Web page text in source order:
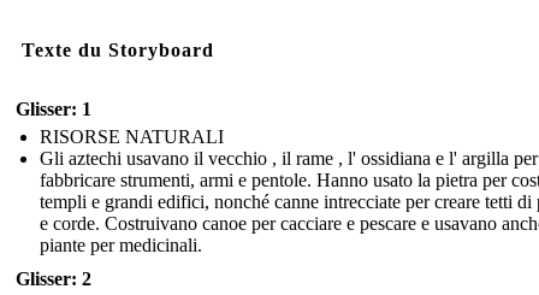
Texte du Storyboard
Glisser: 1
RISORSE NATURALI
Gli aztechi usavano il vecchio , il rame , l' ossidiana e l' argilla per
fabbricare strumenti, armi e pentole. Hanno usato la pietra per
templi e grandi edifici, nonché canne intrecciate per creare tetti di
e corde. Costruivano canoe per cacciare e pescare e usavano
piante per medicinali.
Glisser: 2